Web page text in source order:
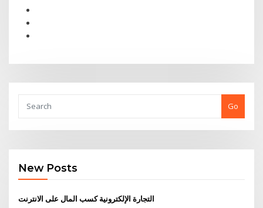
Go
New Posts
التجارة الإلكترونية كسب المال على الانترنت